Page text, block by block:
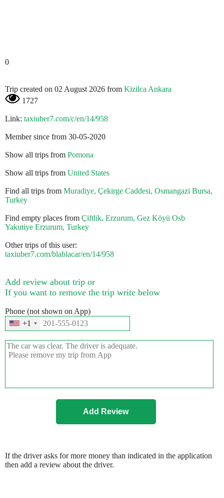
0
Trip created on 02 August 2026 from Kizilca Ankara
1727
Link: taxiuber7.com/c/en/14/958
Member since from 30-05-2020
Show all trips from Pomona
Show all trips from United States
Find all trips from Muradiye, Çekirge Caddesi, Osmangazi Bursa,
Turkey
Find empty places from Çiftlik, Erzurum, Gez Köyü Osb
Yakutiye Erzurum, Turkey
Other trips of this user:
taxiuber7.com/blablacar/en/14/958
Add review about trip or
If you want to remove the trip write below
Phone (not shown on App)
+1
If the driver asks for more money than indicated in the application
then add a review about the driver.